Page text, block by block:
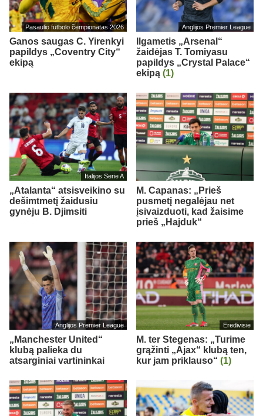
Pasaulio futbolo čempionatas 2026
Ganos saugas C. Yirenkyi
papildys „Coventry City“
ekipą
Anglijos Premier League
Ilgametis „Arsenal“
žaidėjas T. Tomiyasu
papildys „Crystal Palace“
ekipą (1)
Italijos Serie A
„Atalanta“ atsisveikino su
dešimtmetį žaidusiu
gynėju B. Djimsiti
M. Capanas: „Prieš
pusmetį negalėjau net
įsivaizduoti, kad žaisime
prieš „Hajduk“
Anglijos Premier League
„Manchester United“
klubą palieka du
atsarginiai vartininkai
Eredivisie
M. ter Stegenas: „Turime
grąžinti „Ajax“ klubą ten,
kur jam priklauso“ (1)